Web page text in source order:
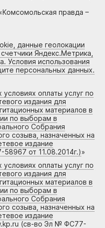
правда –
данные геолокации
Яндекс.Метрика,
Условия использования
персональных данных.
оплаты услуг по
издания для
материалов в
по выборам в
Собрания
созыва, назначенных на
издание
от 11.08.2014г.)»
оплаты услуг по
издания для
материалов в
по выборам в
Собрания
созыва, назначенных на
издание
(св-во Эл № ФС77-